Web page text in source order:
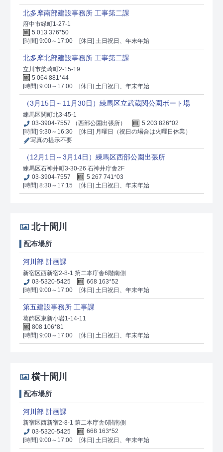
北多摩南部建設事務所 工事第二課
府中市緑町1-27-1
5 013 376*50
[時間] 9:00～17:00
[休日] 土日祝日、年末年始
北多摩北部建設事務所 工事第二課
立川市柴崎町2-15-19
5 064 881*44
[時間] 9:00～17:00
[休日] 土日祝日、年末年始
（3月15日～11月30日）練馬区立武蔵関公園ボート場
練馬区関町北3-45-1
03-3904-7557 （西部公園出張所）
5 203 826*02
[時間] 9:30～16:30
[休日] 月曜日（祝日の場合は火曜日休業）
写真の提示不要
（12月1日～3月14日）練馬区西部公園出張所
練馬区石神井町3-30-26 石神井庁舎2F
03-3904-7557
5 267 741*03
[時間] 8:30～17:15
[休日] 土日祝日、年末年始
北十間川
配布場所
河川部 計画課
新宿区西新宿2-8-1 第二本庁舎6階南側
03-5320-5425
668 163*52
[時間] 9:00～17:00
[休日] 土日祝日、年末年始
第五建設事務所 工事課
葛飾区東新小岩1-14-11
808 106*81
[時間] 9:00～17:00
[休日] 土日祝日、年末年始
横十間川
配布場所
河川部 計画課
新宿区西新宿2-8-1 第二本庁舎6階南側
03-5320-5425
668 163*52
[時間] 9:00～17:00
[休日] 土日祝日、年末年始